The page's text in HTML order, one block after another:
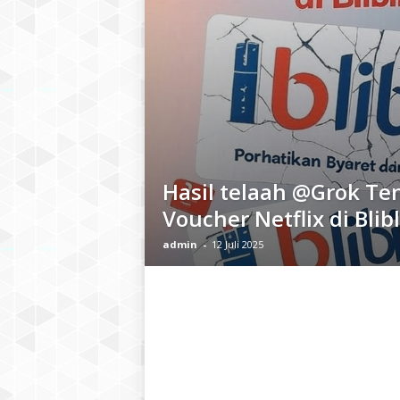
Hasil telaah @Grok
Voucher Netflix di
admin - 12 Juli 2025